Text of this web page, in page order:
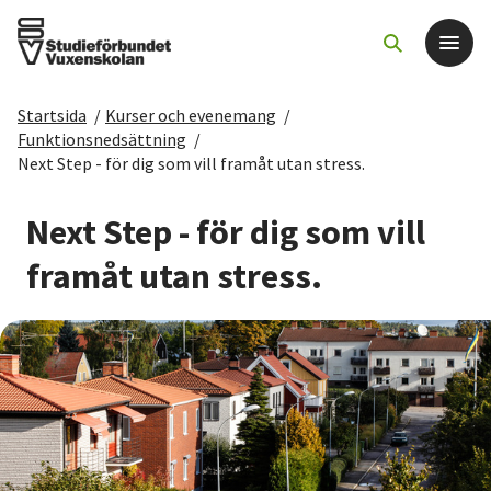
Det här gör vi
Sök kurser och evenemang
Om SV
Starta studiecirkel
Cirkelledare
Startsida / Kurser och evenemang /
Funktionsnedsättning /
Next Step - för dig som vill framåt utan stress.
Next Step - för dig som vill
framåt utan stress.